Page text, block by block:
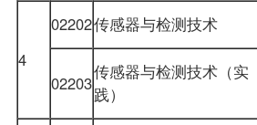
4
02202传感器与检测技术
02203
传感器与检测技术（实
践）